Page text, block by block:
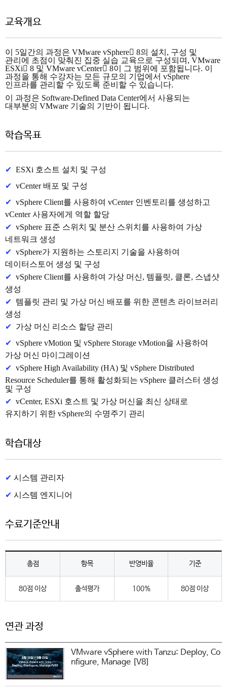
교육개요
이 5일간의 과정은 VMware vSphere 8의 설치, 구성 및
관리에 초점이 맞춰진 집중 실습 교육으로 구성되며, VMware
ESXi 8 및 VMware vCenter 8이 그 범위에 포함됩니다. 이
과정을 통해 수강자는 모든 규모의 기업에서 vSphere
인프라를 관리할 수 있도록 준비할 수 있습니다.
이 과정은 Software-Defined Data Center에서 사용되는
대부분의 VMware 기술의 기반이 됩니다.
학습목표
✔ ESXi 호스트 설치 및 구성
✔ vCenter 배포 및 구성
✔ vSphere Client를 사용하여 vCenter 인벤토리를 생성하고
vCenter 사용자에게 역할 할당
✔ vSphere 표준 스위치 및 분산 스위치를 사용하여 가상
네트워크 생성
✔ vSphere가 지원하는 스토리지 기술을 사용하여
데이터스토어 생성 및 구성
✔ vSphere Client를 사용하여 가상 머신, 템플릿, 클론, 스냅샷
생성
✔ 템플릿 관리 및 가상 머신 배포를 위한 콘텐츠 라이브러리
생성
✔ 가상 머신 리소스 할당 관리
✔ vSphere vMotion 및 vSphere Storage vMotion을 사용하여
가상 머신 마이그레이션
✔ vSphere High Availability (HA) 및 vSphere Distributed
Resource Scheduler를 통해 활성화되는 vSphere 클러스터 생성
및 구성
✔ vCenter, ESXi 호스트 및 가상 머신을 최신 상태로
유지하기 위한 vSphere의 수명주기 관리
학습대상
✔ 시스템 관리자
✔ 시스템 엔지니어
수료기준안내
총점 항목 반영비율 기준
80점 이상 출석평가 100% 80점 이상
연관 과정
VMware vSphere with Tanzu: Deploy, Co
nfigure, Manage [V8]